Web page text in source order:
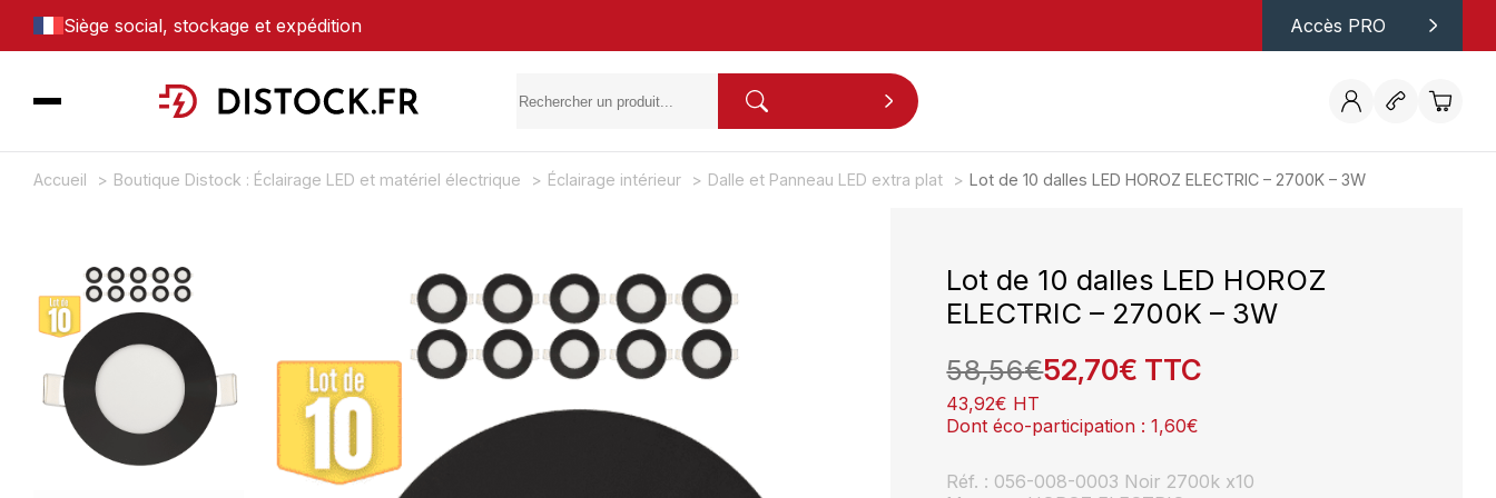
Siège social, stockage et expédition Accès PRO
Accueil Boutique Distock : Éclairage LED et matériel électrique Éclairage intérieur Dalle et Panneau LED extra plat Lot de 10 dalles LED HOROZ ELECTRIC – 2700K – 3W
Lot de 10 dalles LED HOROZ
ELECTRIC – 2700K – 3W
58,56€52,70€ TTC
43,92€ HT
Dont éco-participation :1,60€
Réf. : 056-008-0003 Noir 2700k x10